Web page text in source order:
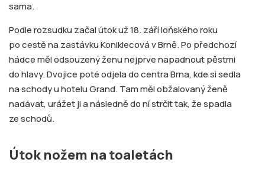
sama.
Podle rozsudku začal útok už 18. září loňského roku
po cestě na zastávku Koniklecová v Brně. Po předchozí
hádce měl odsouzený ženu nejprve napadnout pěstmi
do hlavy. Dvojice poté odjela do centra Brna, kde si sedla
na schody u hotelu Grand. Tam měl obžalovaný ženě
nadávat, urážet ji a následně do ní strčit tak, že spadla
ze schodů.
Útok nožem na toaletách